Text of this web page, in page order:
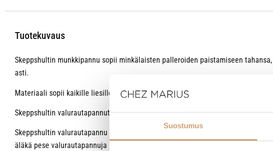
Suostumus
Tuotekuvaus
Skeppshultin munkkipannu sopii minkälaisten palleroiden paistamiseen
asti.
Materiaali sopii kaikille liesille tai nuotiolle, mutta pohjan muodon vuoksi ei
Skeppshultin valurautapannut ovat hyvin lämpöä ja käyttöä kestäviä
Skeppshultin valurautapannu on tehtaalla valmiiksi luomurypsiöljyllä käsitelty.
äläkä pese valurautapannuja astianpesukoneessa. Mitä vähemmän